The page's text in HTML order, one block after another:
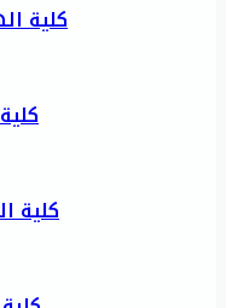
كلية
كلية